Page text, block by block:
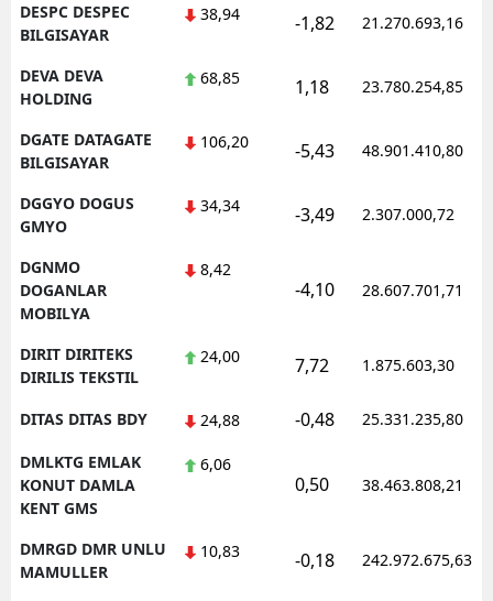
DESPC DESPEC
BILGISAYAR
38,94 -1,82 21.270.693,16
DEVA DEVA
HOLDING
68,85 1,18 23.780.254,85
DGATE DATAGATE
BILGISAYAR
106,20 -5,43 48.901.410,80
DGGYO DOGUS
GMYO
34,34 -3,49 2.307.000,72
DGNMO
DOGANLAR
MOBILYA
8,42
-4,10 28.607.701,71
DIRIT DIRITEKS
DIRILIS TEKSTIL
24,00 7,72 1.875.603,30
DITAS DITAS BDY 24,88 -0,48 25.331.235,80
DMLKTG EMLAK
KONUT DAMLA
KENT GMS
6,06
0,50 38.463.808,21
DMRGD DMR UNLU
MAMULLER
10,83 -0,18 242.972.675,63